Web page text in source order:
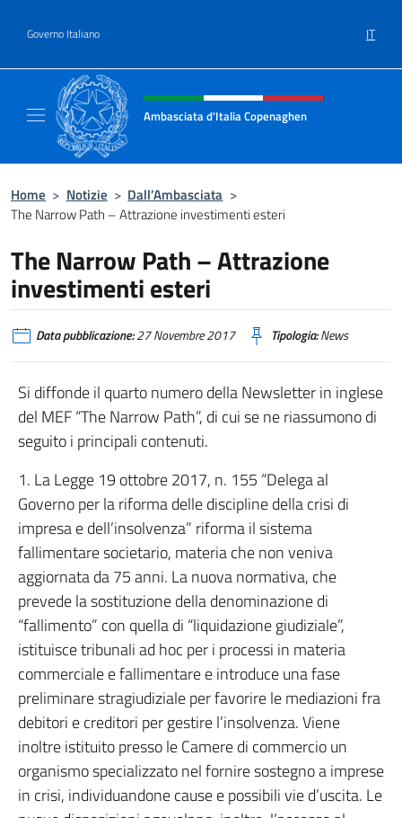
Governo Italiano IT
Intestazione sito, social e menù
Ambasciata d'Italia Copenaghen
Home > Notizie > Dall’Ambasciata >
The Narrow Path – Attrazione investimenti esteri
The Narrow Path – Attrazione
investimenti esteri
Data pubblicazione:27 Novembre 2017 Tipologia:News
Si diffonde il quarto numero della Newsletter in inglese
del MEF “The Narrow Path”, di cui se ne riassumono di
seguito i principali contenuti.
1. La Legge 19 ottobre 2017, n. 155 “Delega al
Governo per la riforma delle discipline della crisi di
impresa e dell’insolvenza” riforma il sistema
fallimentare societario, materia che non veniva
aggiornata da 75 anni. La nuova normativa, che
prevede la sostituzione della denominazione di
“fallimento” con quella di “liquidazione giudiziale”,
istituisce tribunali ad hoc per i processi in materia
commerciale e fallimentare e introduce una fase
preliminare stragiudiziale per favorire le mediazioni fra
debitori e creditori per gestire l’insolvenza. Viene
inoltre istituito presso le Camere di commercio un
organismo specializzato nel fornire sostegno a imprese
in crisi, individuandone cause e possibili vie d’uscita. Le